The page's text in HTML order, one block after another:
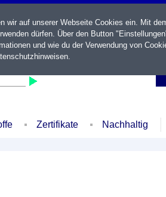
Zertifikate Nachhaltig
wir auf unserer Webseite Cookies ein. Mit
dürfen. Über den Button
und wie du der Verwendung von
.